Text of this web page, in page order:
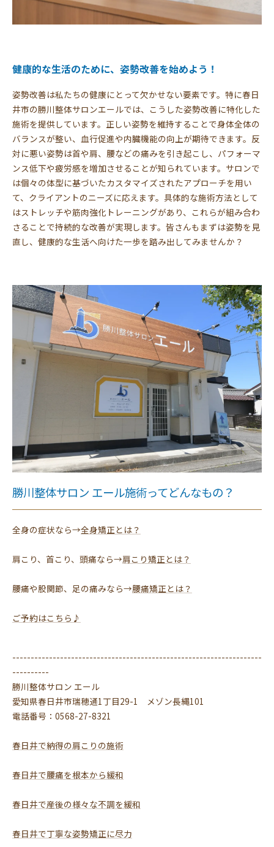
健康的な生活のために、姿勢改善を始めよう！
姿勢改善は私たちの健康にとって欠かせない要素です。特に春日
井市の勝川整体サロンエールでは、こうした姿勢改善に特化した
施術を提供しています。正しい姿勢を維持することで身体全体の
バランスが整い、血行促進や内臓機能の向上が期待できます。反
対に悪い姿勢は首や肩、腰などの痛みを引き起こし、パフォーマ
ンス低下や疲労感を増加させることが知られています。サロンで
は個々の体型に基づいたカスタマイズされたアプローチを用い
て、クライアントのニーズに応えます。具体的な施術方法として
はストレッチや筋肉強化トレーニングがあり、これらが組み合わ
さることで持続的な改善が実現します。皆さんもまずは姿勢を見
直し、健康的な生活へ向けた一歩を踏み出してみませんか？
勝川整体サロン エール施術ってどんなもの？
全身の症状なら→全身矯正とは？
肩こり、首こり、頭痛なら→肩こり矯正とは？
腰痛や股関節、足の痛みなら→腰痛矯正とは？
ご予約はこちら♪
--------------------------------------------------------------------
----------
勝川整体サロン エール
愛知県春日井市瑞穂通1丁目29-1 メゾン長縄101
電話番号：0568-27-8321
春日井で納得の肩こりの施術
春日井で腰痛を根本から緩和
春日井で産後の様々な不調を緩和
春日井で丁寧な姿勢矯正に尽力